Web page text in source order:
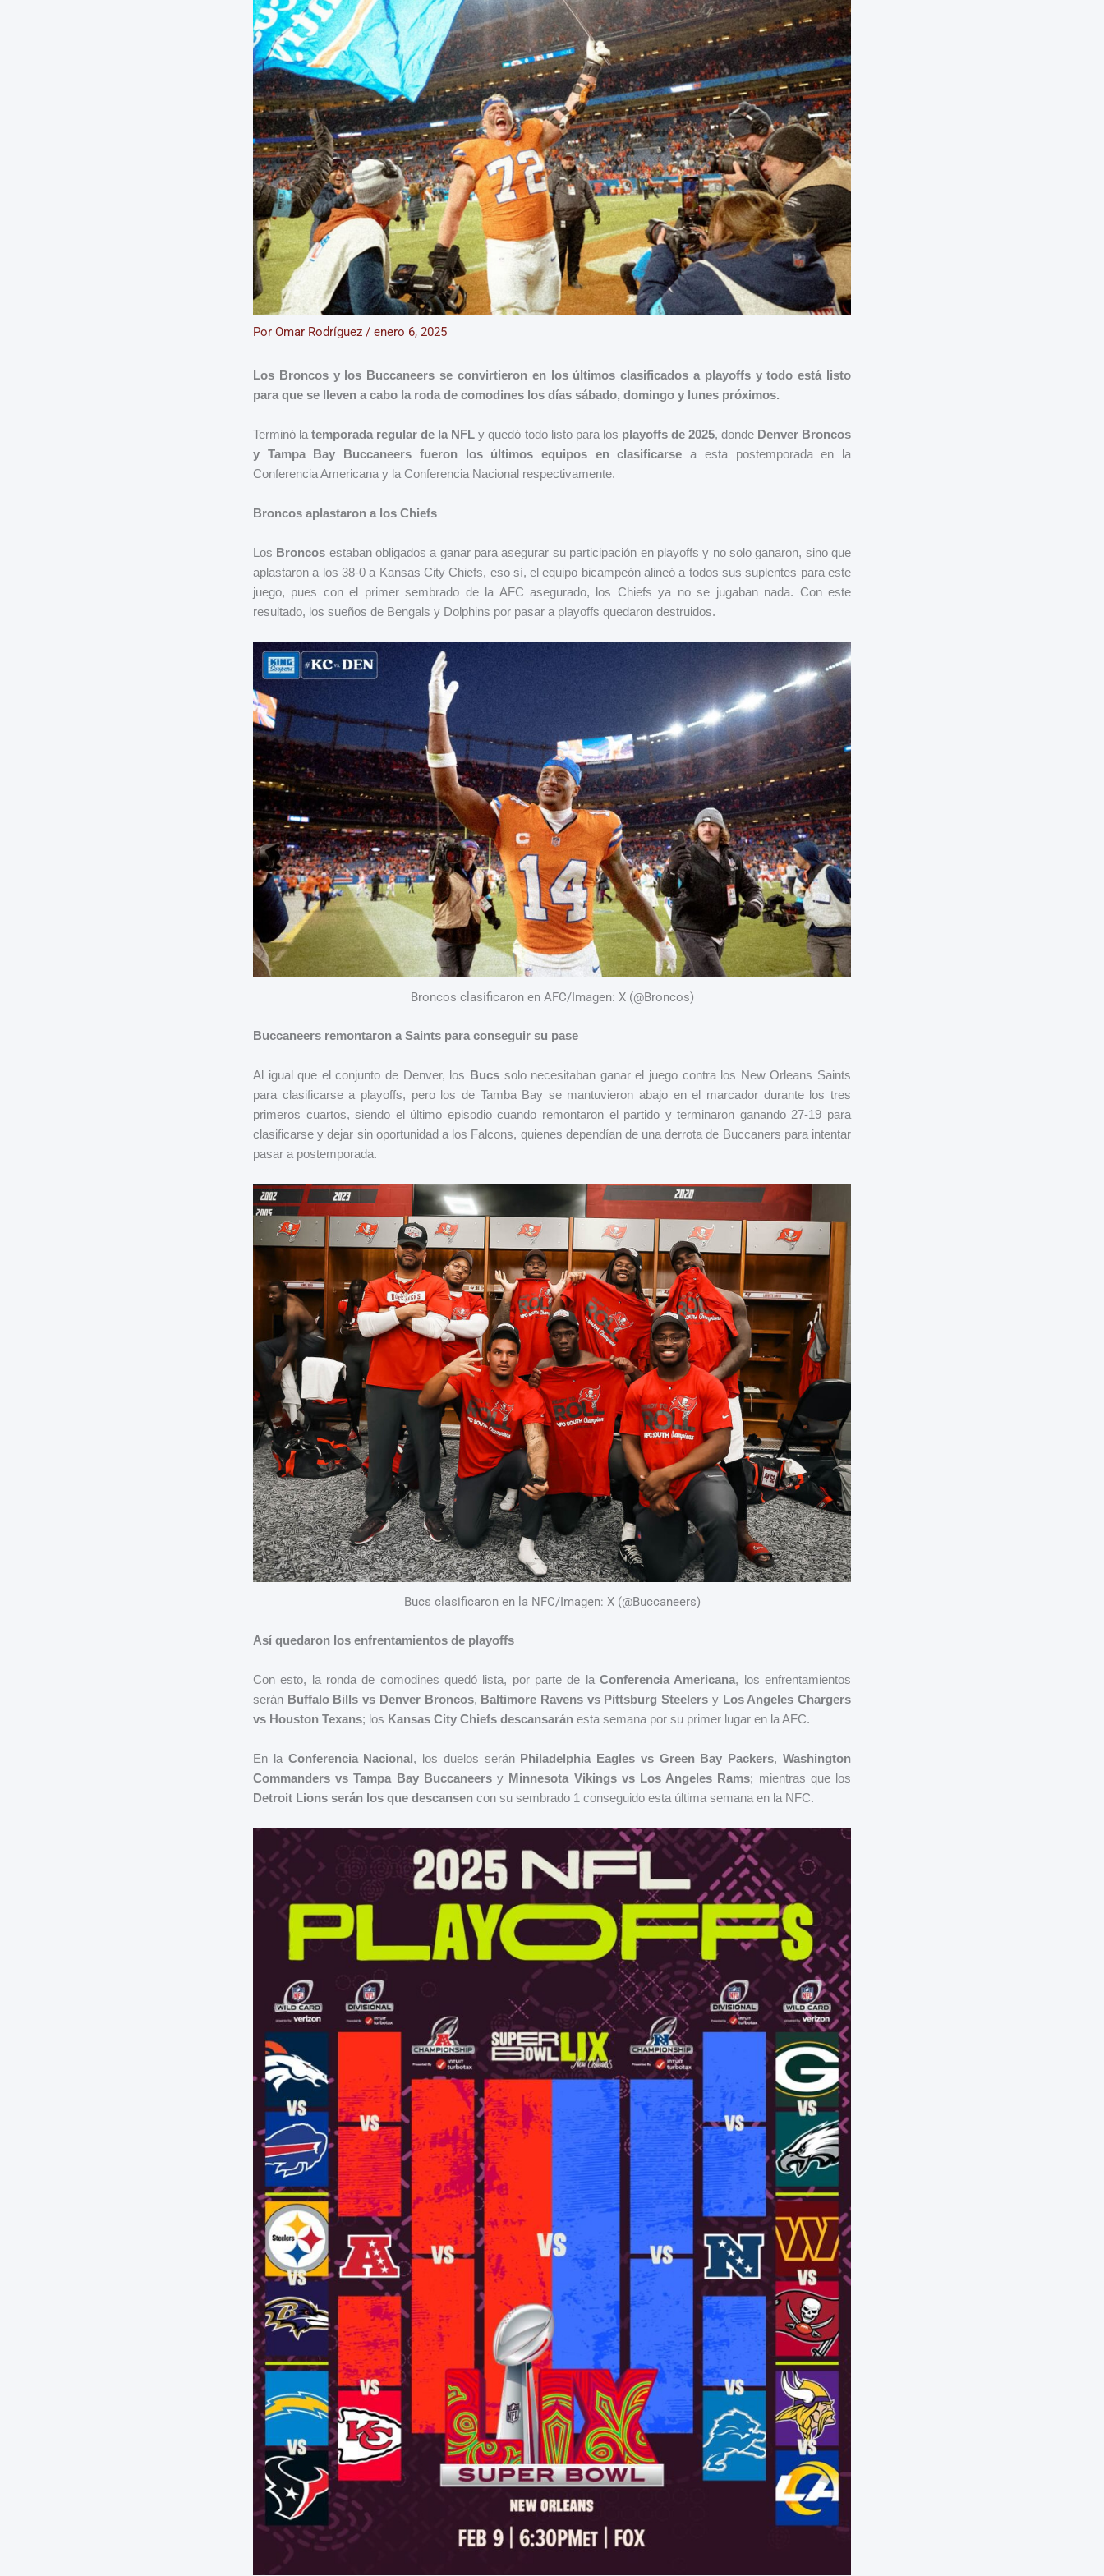
Por Omar Rodríguez / enero 6, 2025
Los Broncos y los Buccaneers se convirtieron en los últimos clasificados a playoffs y todo está listo
para que se lleven a cabo la roda de comodines los días sábado, domingo y lunes próximos.
Terminó latemporada regular de la NFL y quedó todo listo para los playoffs de 2025, dondeDenver Broncos
y Tampa Bay Buccaneers fueron los últimos equipos en clasificarse a esta postemporada en la
Conferencia Americana y la Conferencia Nacional respectivamente.
Broncos aplastaron a los Chiefs
Los Broncos estaban obligados a ganar para asegurar su participación en playoffs y no solo ganaron, sino que
aplastaron a los 38-0 a Kansas City Chiefs, eso sí, el equipo bicampeón alineó a todos sus suplentes para este
juego, pues con el primer sembrado de la AFC asegurado, los Chiefs ya no se jugaban nada. Con este
resultado, los sueños de Bengals y Dolphins por pasar a playoffs quedaron destruidos.
Broncos clasificaron en AFC/Imagen: X (@Broncos)
Buccaneers remontaron a Saints para conseguir su pase
Al igual que el conjunto de Denver, los Bucssolo necesitaban ganar el juego contra los New Orleans Saints
para clasificarse a playoffs, pero los de Tamba Bay se mantuvieron abajo en el marcador durante los tres
primeros cuartos, siendo el último episodio cuando remontaron el partido y terminaron ganando 27-19 para
clasificarse y dejar sin oportunidad a los Falcons, quienes dependían de una derrota de Buccaners para intentar
pasar a postemporada.
Bucs clasificaron en la NFC/Imagen: X (@Buccaneers)
Así quedaron los enfrentamientos de playoffs
Con esto, la ronda de comodines quedó lista, por parte de la Conferencia Americana, los enfrentamientos
serán Buffalo Bills vs Denver Broncos, Baltimore Ravens vs Pittsburg Steelers y Los Angeles Chargers
vs Houston Texans; los Kansas City Chiefs descansarán esta semana por su primer lugar en la AFC.
En la Conferencia Nacional, los duelos serán Philadelphia Eagles vs Green Bay Packers,Washington
Commanders vs Tampa Bay Buccaneersy Minnesota Vikings vs Los Angeles Rams; mientras que los
Detroit Lions serán los que descansen con su sembrado 1 conseguido esta última semana en la NFC.